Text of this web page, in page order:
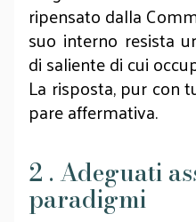
ripensato dalla
suo interno resista
di saliente di cui
La risposta, pur con
pare affermativa.
2 . Adeguati
paradigmi